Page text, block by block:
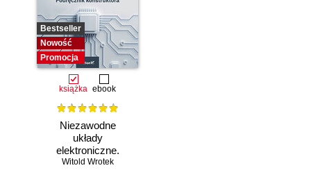
Bestseller
Nowość
Promocja
książka ebook
Niezawodne
układy
elektroniczne.
Podręcznik
Witold Wrotek